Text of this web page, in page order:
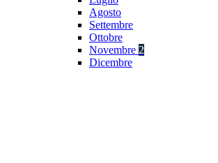
Agosto
Settembre
Ottobre
Novembre 2
Dicembre